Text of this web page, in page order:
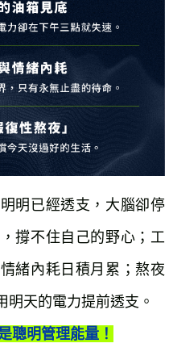
明已經透支，大腦卻停
撐不住自己的野心；工
緒內耗日積月累；熬夜
天的電力提前透支。
聰明管理能量！